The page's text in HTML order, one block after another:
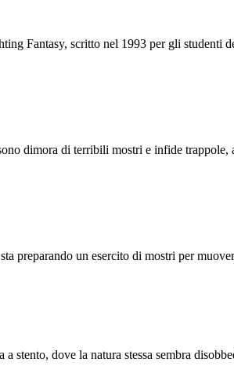
Fantasy, scritto nel 1993 per gli studenti
dimora di terribili mostri e infide trappole,
preparando un esercito di mostri per
stento, dove la natura stessa sembra